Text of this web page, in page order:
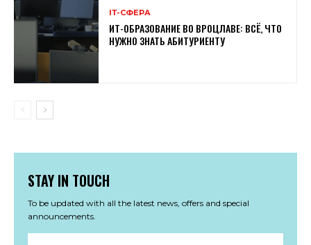
ІТ-СФЕРА
ИТ-ОБРАЗОВАНИЕ ВО ВРОЦЛАВЕ: ВСЁ, ЧТО
НУЖНО ЗНАТЬ АБИТУРИЕНТУ
STAY IN TOUCH
To be updated with all the latest news, offers and special
announcements.